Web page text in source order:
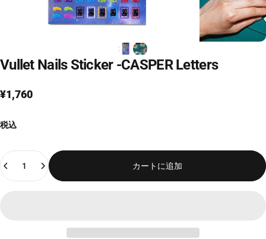
Vullet Nails Sticker -CASPER Letters
¥1,760
税込
Quantity
カートに追加